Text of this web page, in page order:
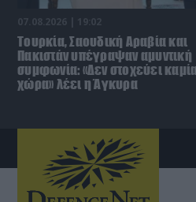
07.08.2026 | 19:02
Τουρκία, Σαουδική Αραβία και
Πακιστάν υπέγραψαν αμυντική
συμφωνία: «Δεν στοχεύει
χώρα» λέει η Άγκυρα